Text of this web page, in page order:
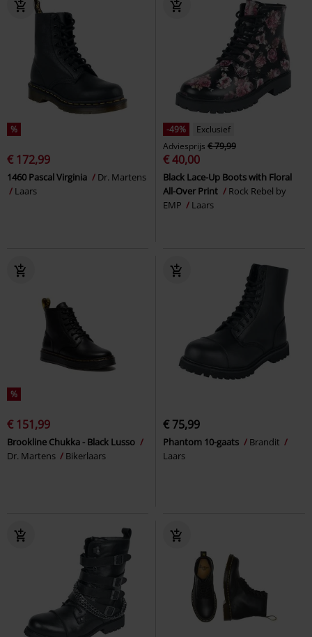
%
€ 172,99
1460 Pascal Virginia
Dr. Martens
Laars
-49%
Exclusief
Adviesprijs € 79,99
€ 40,00
Black Lace-Up Boots with Floral
All-Over Print
Rock Rebel by
EMP
Laars
%
€ 151,99
Brookline Chukka - Black Lusso
Dr. Martens
Bikerlaars
€ 75,99
Phantom 10-gaats
Brandit
Laars